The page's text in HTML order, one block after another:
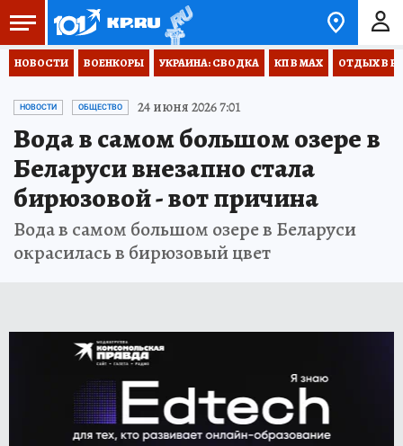
НОВОСТИ ВОЕНКОРЫ УКРАИНА: СВОДКА КП В МАХ ОТДЫХ В
НОВОСТИ ОБЩЕСТВО 24 июня 2026 7:01
Вода в самом большом озере в
Беларуси внезапно стала
бирюзовой - вот причина
Вода в самом большом озере в Беларуси
окрасилась в бирюзовый цвет